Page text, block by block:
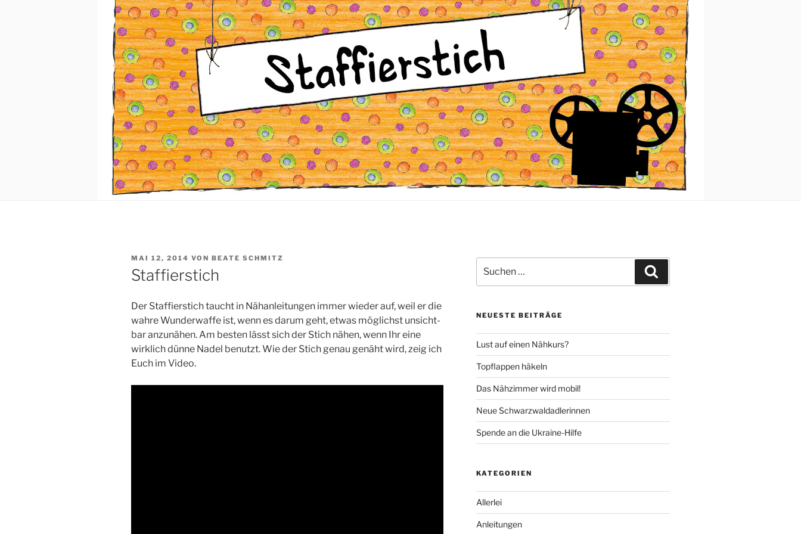
VERÖFFENTLICHT
AM
MAI 12, 2014 VON BEATE SCHMITZ
Staffierstich
Der Staf­fier­stich taucht in Näh­an­lei­tun­gen immer wie­der auf, weil er die
wah­re Wun­der­waf­fe ist, wenn es dar­um geht, etwas mög­lichst unsicht­
bar anzu­nä­hen. Am bes­ten lässt sich der Stich nähen, wenn Ihr eine
wirk­lich dün­ne Nadel benutzt. Wie der Stich genau genäht wird, zeig ich
Euch im Video.
nach:
NEUESTE BEITRÄGE
Lust auf einen Nähkurs?
Topflappen häkeln
Das Nähzimmer wird mobil!
Neue Schwarzwaldadlerinnen
Spende an die Ukraine-Hilfe
KATEGORIEN
Allerlei
Anleitungen